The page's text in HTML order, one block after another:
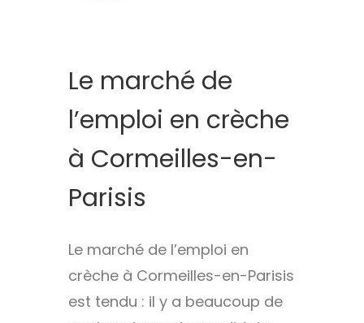
Le marché de
l’emploi en crèche
à Cormeilles-en-
Parisis
Le marché de l’emploi en
crèche à Cormeilles-en-Parisis
est tendu : il y a beaucoup de